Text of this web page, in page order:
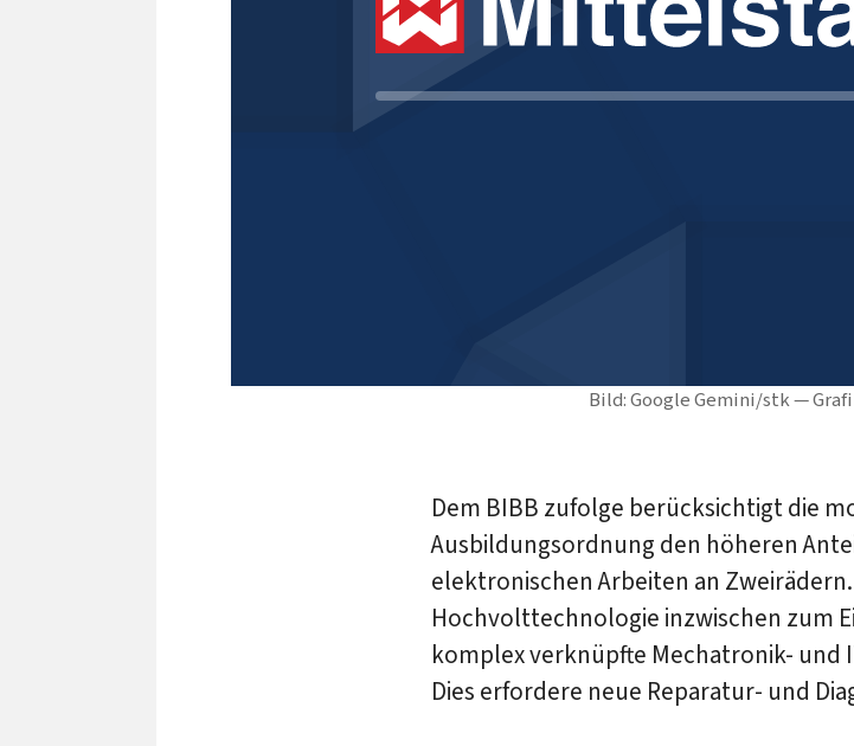
Bild: Google Gemini/stk —
Dem BIBB zufolge berücksichtigt die
Ausbildungsordnung den höheren
elektronischen Arbeiten an
Hochvolttechnologie inzwischen zum
komplex verknüpfte Mechatronik- und
Dies erfordere neue Reparatur- und